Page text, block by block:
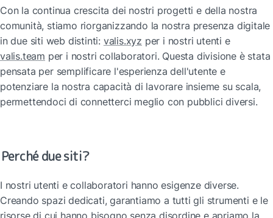
Con la continua crescita dei nostri progetti e della nostra
comunità, stiamo riorganizzando la nostra presenza digitale
in due siti web distinti: valis.xyz
per i nostri utenti e
valis.team per i nostri collaboratori. Questa divisione è stata
pensata per semplificare l'esperienza dell'utente e
potenziare la nostra capacità di lavorare insieme su scala,
permettendoci di connetterci meglio con pubblici diversi.
Perché due siti?
I nostri utenti e collaboratori hanno esigenze diverse.
Creando spazi dedicati, garantiamo a tutti gli strumenti e le
risorse di cui hanno bisogno senza disordine e apriamo la